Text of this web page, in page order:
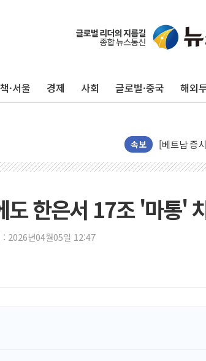
·서울 경제 사회 글로벌·중국 해외
속보
뉴욕증시
김정관 장
뉴욕증시
금값 7주 만
[인도증시]
[베트남 증
'월가의 황
김정관 산업
해군 1함대
우크라 드
동해해경,
주한미군 "
구미 폐염산
도 한은서 17조 '마통'
: 2026년04월05일 12:47